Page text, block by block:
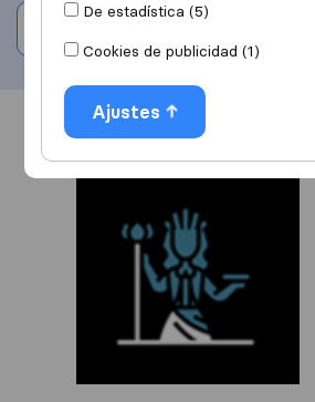
Información Valoraciones
De estadística (5)
Cookies de publicidad (1)
Ajustes